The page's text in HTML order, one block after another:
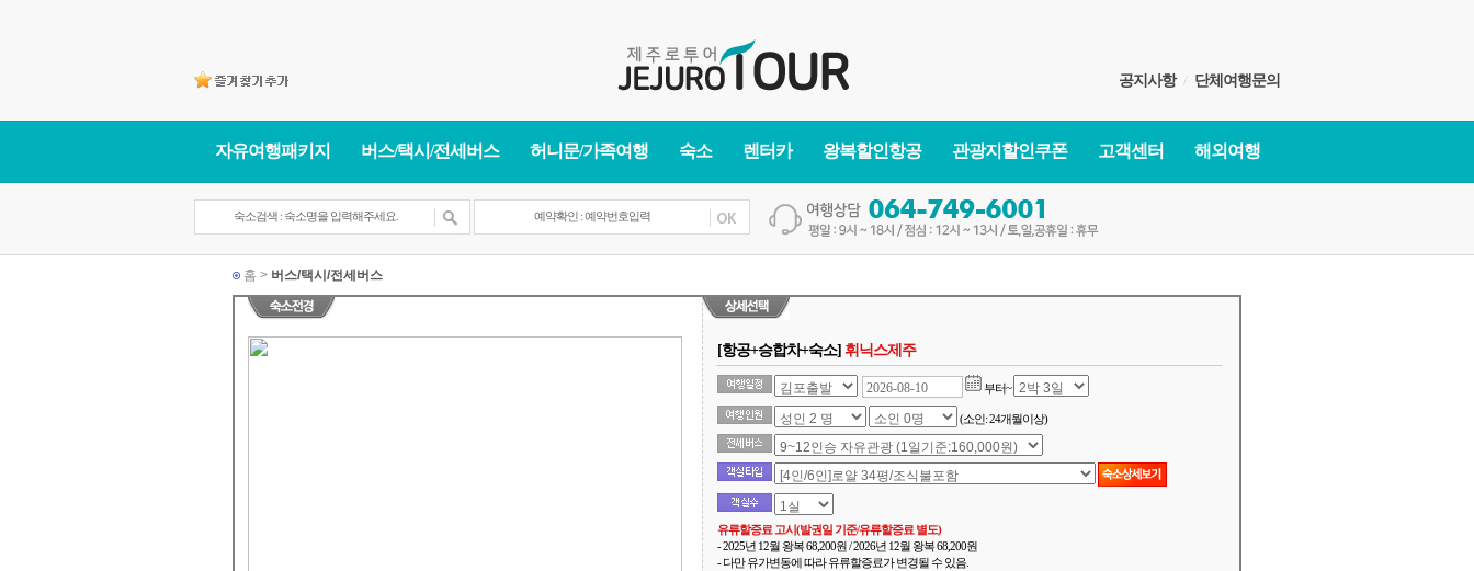
공지사항/ 단체여행문의
자유여행패키지 버스/택시/전세버스 허니문/가족여행 숙소 렌터카 왕복할인항공 관광지할인쿠폰 고객센터 해외여행
홈 > 버스/택시/전세버스
[항공+승합차+숙소] 휘닉스제주
부터~
(소인: 24개월이상)
유류할증료 고시(발권일 기준/유류할증료 별도)
- 2025년 12월 왕복 68,200원 / 2026년 12월 왕복 68,200원
- 다만 유가변동에 따라 유류할증료가 변경될 수 있음.